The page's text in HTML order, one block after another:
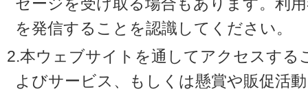
を発信することを認識してください。
2.本ウェブサイトを通してアクセスする
よびサービス、もしくは懸賞や販促活